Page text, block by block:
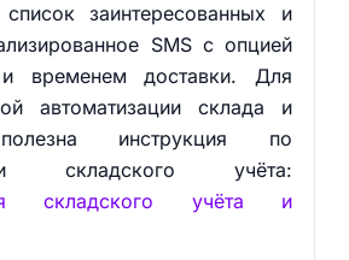
заинтересованных и
SMS с опцией
и временем доставки. Для
автоматизации склада и
инструкция по
складского учёта:
складского учёта и